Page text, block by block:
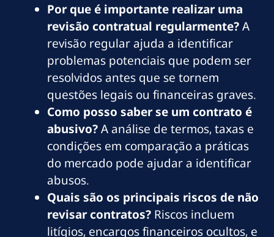
Por que é importante realizar uma
revisão contratual regularmente?A
revisão regular ajuda a identificar
problemas potenciais que podem ser
resolvidos antes que se tornem
questões legais ou financeiras graves.
Como posso saber se um contrato é
abusivo?A análise de termos, taxas e
condições em comparação a práticas
do mercado pode ajudar a identificar
abusos.
Quais são os principais riscos de não
revisar contratos? Riscos incluem
litígios, encargos financeiros ocultos, e